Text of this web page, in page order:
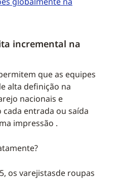
incremental na
que as equipes
alta definição na
nacionais e
entrada ou saída
impressão .
os varejistasde roupas